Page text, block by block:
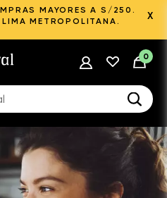
MAYORES A S/250.
METROPOLITANA.
X
0